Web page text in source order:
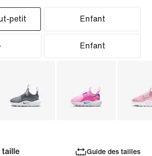
petit Enfant
Enfant
taille Guide des tailles